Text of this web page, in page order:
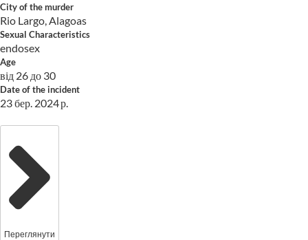
City of the murder
Rio Largo, Alagoas
Sexual Characteristics
endosex
Age
від 26 до 30
Date of the incident
23 бер. 2024 р.
Переглянути